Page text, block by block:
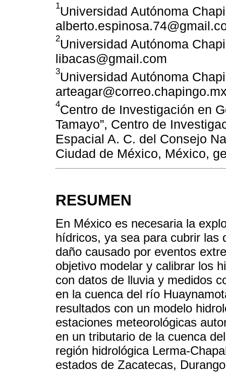
1Universidad Autónoma
2Universidad Autónoma
libacas@gmail.com
3Universidad Autónoma
4Centro de Investigación en
Tamayo”, Centro de
Espacial A. C. del Consejo
Ciudad de México, México,
RESUMEN
En México es necesaria la
hídricos, ya sea para cubrir las
daño causado por eventos
objetivo modelar y calibrar los
con datos de lluvia y medidos
en la cuenca del río
resultados con un modelo
estaciones meteorológicas
en un tributario de la cuenca
región hidrológica Lerma-
estados de Zacatecas,